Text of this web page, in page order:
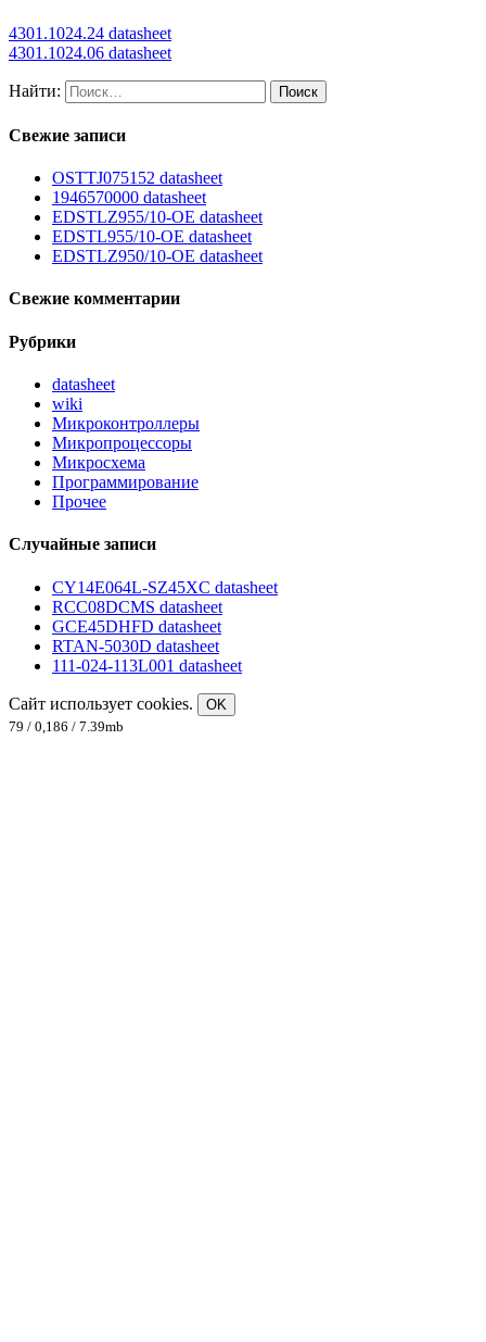
4301.1024.24 datasheet
4301.1024.06 datasheet
Найти:
Свежие записи
OSTTJ075152 datasheet
1946570000 datasheet
EDSTLZ955/10-OE datasheet
EDSTL955/10-OE datasheet
EDSTLZ950/10-OE datasheet
Свежие комментарии
Рубрики
datasheet
wiki
Микроконтроллеры
Микропроцессоры
Микросхема
Программирование
Прочее
Случайные записи
CY14E064L-SZ45XC datasheet
RCC08DCMS datasheet
GCE45DHFD datasheet
RTAN-5030D datasheet
111-024-113L001 datasheet
Сайт использует cookies.
OK
79 / 0,186 / 7.39mb